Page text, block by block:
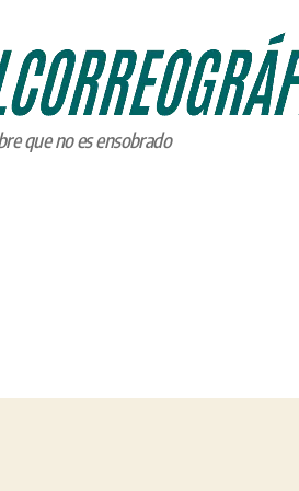
que no es ensobrado